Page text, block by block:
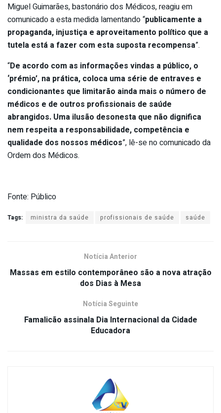
Miguel Guimarães, bastonário dos Médicos, reagiu em
comunicado a esta medida lamentando “publicamente a
propaganda, injustiça e aproveitamento político que a
tutela está a fazer com esta suposta recompensa”.
“De acordo com as informações vindas a público, o
‘prémio’, na prática, coloca uma série de entraves e
condicionantes que limitarão ainda mais o número de
médicos e de outros profissionais de saúde
abrangidos. Uma ilusão desonesta que não dignifica
nem respeita a responsabilidade, competência e
qualidade dos nossos médicos”, lê-se no comunicado da
Ordem dos Médicos.
Fonte: Público
Tags: ministra da saúde profissionais de saúde saúde
Notícia Anterior
Massas em estilo contemporâneo são a nova atração
dos Dias à Mesa
Notícia Seguinte
Famalicão assinala Dia Internacional da Cidade
Educadora